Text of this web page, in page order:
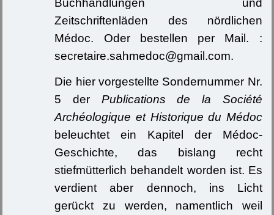
Buchhandlungen und
Zeitschriftenläden des nördlichen
Médoc. Oder bestellen per Mail. :
secretaire.sahmedoc@gmail.com.
Die hier vorgestellte Sondernummer Nr.
5 der Publications de la Société
Archéologique et Historique du Médoc
beleuchtet ein Kapitel der Médoc-
Geschichte, das bislang recht
stiefmütterlich behandelt worden ist. Es
verdient aber dennoch, ins Licht
gerückt zu werden, namentlich weil